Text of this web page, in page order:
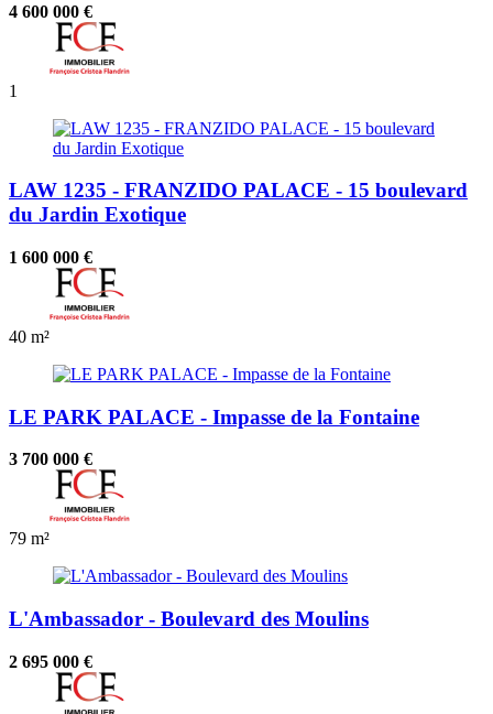
4 600 000 €
1
LAW 1235 - FRANZIDO PALACE - 15 boulevard
du Jardin Exotique
1 600 000 €
40 m²
LE PARK PALACE - Impasse de la Fontaine
3 700 000 €
79 m²
L'Ambassador - Boulevard des Moulins
2 695 000 €